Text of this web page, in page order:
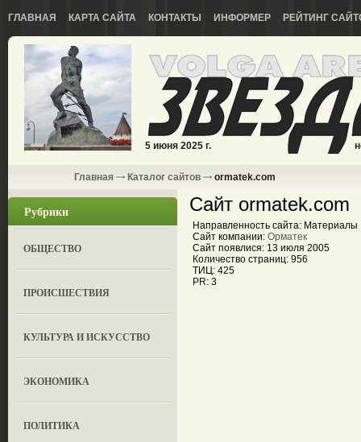
ГЛАВНАЯ КАРТА САЙТА КОНТАКТЫ ИНФОРМЕР РЕЙТИНГ
5 июня 2025 г.
Главная Каталог сайтов ormatek.com
Рубрики
ОБЩЕСТВО
ПРОИСШЕСТВИЯ
КУЛЬТУРА И ИСКУССТВО
ЭКОНОМИКА
ПОЛИТИКА
Сайт ormatek.com
Направленность сайта: Материалы
Сайт компании: Орматек
Сайт появлися: 13 июля 2005
Количество страниц: 956
ТИЦ: 425
PR: 3